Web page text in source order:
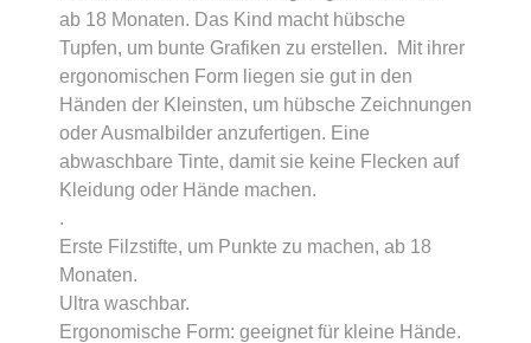
ab 18 Monaten. Das Kind macht hübsche
Tupfen, um bunte Grafiken zu erstellen. Mit ihrer
ergonomischen Form liegen sie gut in den
Händen der Kleinsten, um hübsche Zeichnungen
oder Ausmalbilder anzufertigen. Eine
abwaschbare Tinte, damit sie keine Flecken auf
Kleidung oder Hände machen.
.
Erste Filzstifte, um Punkte zu machen, ab 18
Monaten.
Ultra waschbar.
Ergonomische Form: geeignet für kleine Hände.